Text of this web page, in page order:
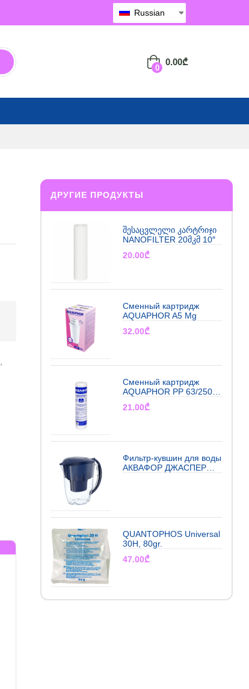
Russian
0
0.00₾
ДРУГИЕ ПРОДУКТЫ
შესაცვლელი კარტრიჯი
NANOFILTER 20მკმ 10″
20.00₾
Сменный картридж
AQUAPHOR A5 Mg
32.00₾
Сменный картридж
AQUAPHOR РР 63/250 5
мкм х/в (намоточного
типа)
21.00₾
Фильтр-кувшин для воды
АКВАФОР ДЖАСПЕР
QUANTOPHOS Universal
30H, 80gr.
47.00₾